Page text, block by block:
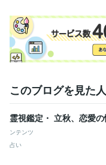
某メーカー 1992年3月
ファストフード 1994年
地域センター 2009年3
住宅関連 2010年7月 ~
建設関連 2013年3月 ~
住宅関連 2017年3月 ~
自動車関連 2016年5月
018年8月 ~ 2020年5月
建設関連 2020年7月 ~
このブログを見た
霊視鑑定・ 立秋、恋愛
ンテンツ
占い